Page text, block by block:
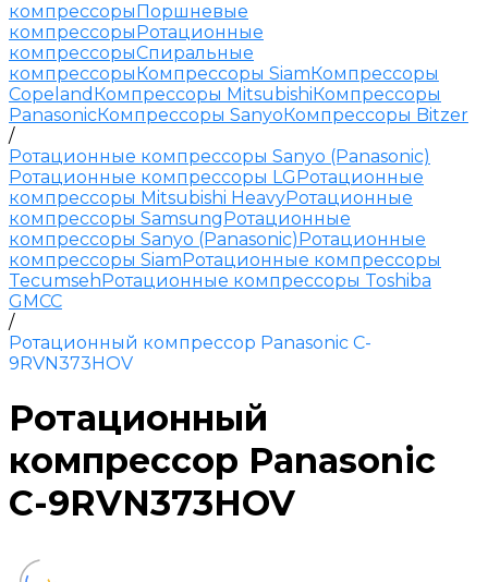
компрессорыПоршневые
компрессорыРотационные
компрессорыСпиральные
компрессорыКомпрессоры SiamКомпрессоры
Copeland Компрессоры MitsubishiКомпрессоры
PanasonicКомпрессоры SanyoКомпрессоры Bitzer
/
Ротационные компрессоры Sanyo (Panasonic)
Ротационные компрессоры LGРотационные
компрессоры Mitsubishi HeavyРотационные
компрессоры SamsungРотационные
компрессоры Sanyo (Panasonic)Ротационные
компрессоры SiamРотационные компрессоры
TecumsehРотационные компрессоры Toshiba
GMCC
/
Ротационный компрессор Panasonic C-
9RVN373HOV
Ротационный
компрессор Panasonic
C-9RVN373HOV